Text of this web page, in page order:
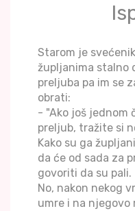
Starom je
župljanima stalno
preljuba pa im se
obrati:
- "Ako još jednom
preljub, tražite si
Kako su ga
da će od sada za
govoriti da su pali.
No, nakon nekog
umre i na njegovo